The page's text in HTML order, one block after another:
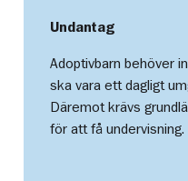
Undantag
Adoptivbarn behöver
ska vara ett dagligt
Däremot krävs
för att få undervisning.